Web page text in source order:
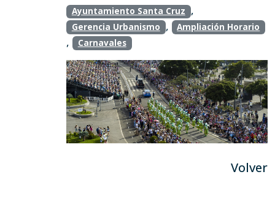
Ayuntamiento Santa Cruz ,
Gerencia Urbanismo , Ampliación Horario
, Carnavales
Volver